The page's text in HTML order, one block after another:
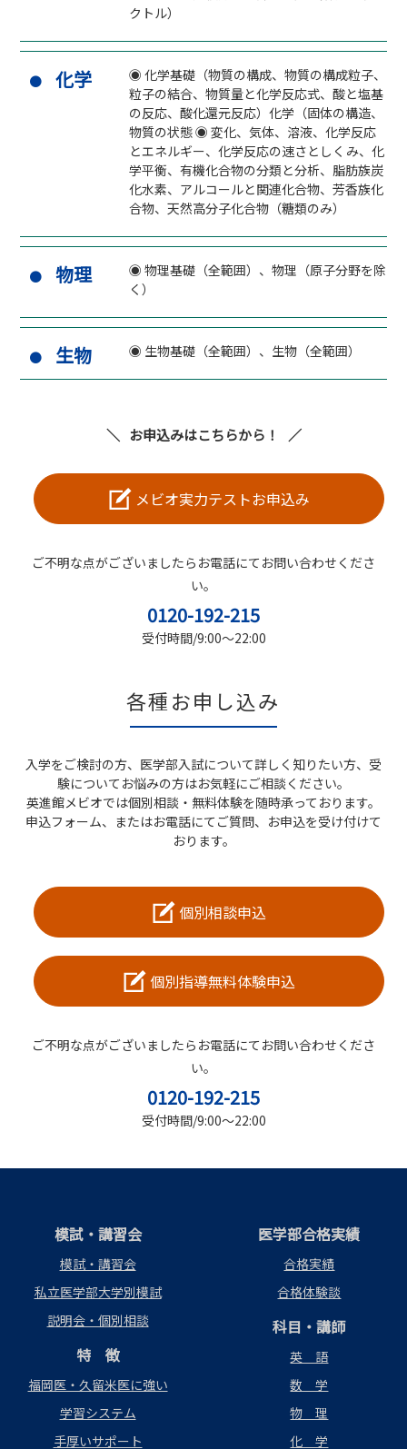
クトル）
化学
◉ 化学基礎（物質の構成、物質の構成粒子、
粒子の結合、物質量と化学反応式、酸と塩基
の反応、酸化還元反応）化学（固体の構造、
物質の状態 ◉ 変化、気体、溶液、化学反応
とエネルギー、化学反応の速さとしくみ、化
学平衡、有機化合物の分類と分析、脂肪族炭
化水素、アルコールと関連化合物、芳香族化
合物、天然高分子化合物（糖類のみ）
物理
◉ 物理基礎（全範囲）、物理（原子分野を除
く）
生物 ◉ 生物基礎（全範囲）、生物（全範囲）
お申込みはこちらから！
メビオ実力テストお申込み
ご不明な点がございましたらお電話にてお問い合わせくださ
い。
0120-192-215
受付時間/9:00～22:00
各種お申し込み
入学をご検討の方、医学部入試について詳しく知りたい方、受
験についてお悩みの方はお気軽にご相談ください。
英進館メビオでは個別相談・無料体験を随時承っております。
申込フォーム、またはお電話にてご質問、お申込を受け付けて
おります。
個別相談申込
個別指導無料体験申込
ご不明な点がございましたらお電話にてお問い合わせくださ
い。
0120-192-215
受付時間/9:00～22:00
模試・講習会
模試・講習会
私立医学部大学別模試
説明会・個別相談
特 徴
福岡医・久留米医に強い
学習システム
手厚いサポート
医学部合格実績
合格実績
合格体験談
科目・講師
英 語
数 学
物 理
化 学